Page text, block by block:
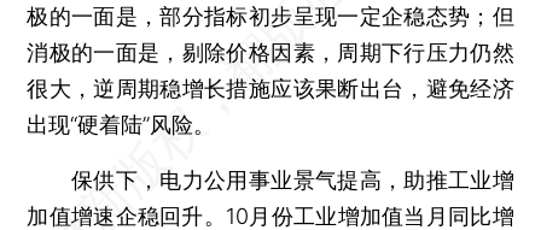
极的一面是，部分指标初步呈现一定企稳态势；但
消极的一面是，剔除价格因素，周期下行压力仍然
很大，逆周期稳增长措施应该果断出台，避免经济
出现“硬着陆”风险。
保供下，电力公用事业景气提高，助推工业增
加值增速企稳回升。10月份工业增加值当月同比增